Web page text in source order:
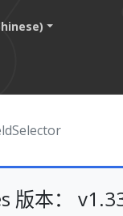
版本：